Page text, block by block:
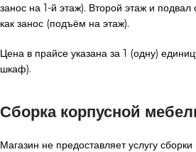
занос на 1-й этаж). Второй этаж и
как занос (подъём на этаж).
Цена в прайсе указана за 1 (одну)
шкаф).
Сборка корпусной
Магазин не предоставляет услугу